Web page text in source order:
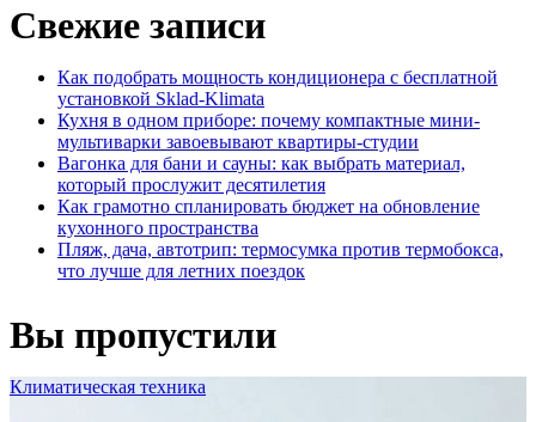
Свежие записи
Как подобрать мощность кондиционера с бесплатной
установкой Sklad-Klimata
Кухня в одном приборе: почему компактные мини-
мультиварки завоевывают квартиры-студии
Вагонка для бани и сауны: как выбрать материал,
который прослужит десятилетия
Как грамотно спланировать бюджет на обновление
кухонного пространства
Пляж, дача, автотрип: термосумка против термобокса,
что лучше для летних поездок
Вы пропустили
Климатическая техника